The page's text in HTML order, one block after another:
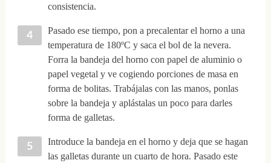
consistencia.
Pasado ese tiempo, pon a precalentar el horno a una
temperatura de 180ºC y saca el bol de la nevera.
Forra la bandeja del horno con papel de aluminio o
papel vegetal y ve cogiendo porciones de masa en
forma de bolitas. Trabájalas con las manos, ponlas
sobre la bandeja y aplástalas un poco para darles
forma de galletas.
Introduce la bandeja en el horno y deja que se hagan
las galletas durante un cuarto de hora. Pasado este